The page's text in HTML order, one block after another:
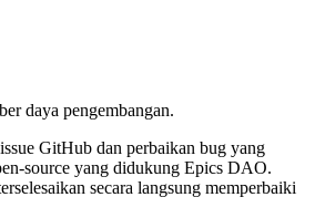
daya pengembangan.
GitHub dan perbaikan bug yang
source yang didukung Epics DAO.
secara langsung memperbaiki